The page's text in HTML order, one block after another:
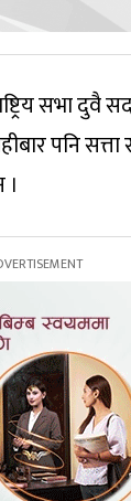
सभा
पनि सत्ता